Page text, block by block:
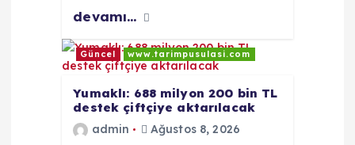
devamı...
Güncel www.tarimpusulasi.com
Yumaklı: 688 milyon 200 bin TL
destek çiftçiye aktarılacak
admin
Ağustos 8, 2026